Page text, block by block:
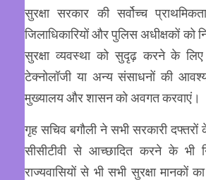
सुरक्षा सरकार की सर्वोच्च
जिलाधिकारियों और पुलिस अधीक्षकों को
सुरक्षा व्यवस्था को सुदृढ़ करने के
टेक्नोलॉजी या अन्य संसाधनों की
मुख्यालय और शासन को अवगत करवाएं।
गृह सचिव बगौली ने सभी सरकारी
सीसीटीवी से आच्छादित करने के भी
राज्यवासियों से भी सभी सुरक्षा मानकों